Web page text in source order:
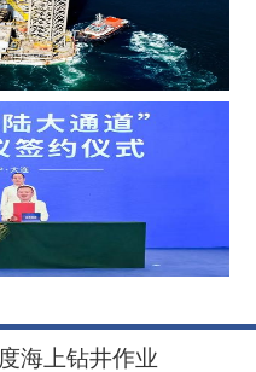
钻井平台收购，交易
多项重点合作项目
海上钻井作业